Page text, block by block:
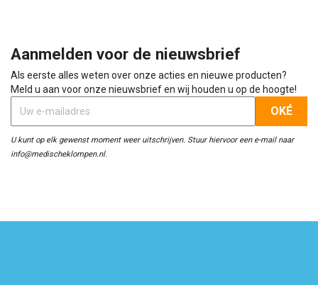
Aanmelden voor de nieuwsbrief
Als eerste alles weten over onze acties en nieuwe producten?
Meld u aan voor onze nieuwsbrief en wij houden u op de hoogte!
U kunt op elk gewenst moment weer uitschrijven. Stuur hiervoor een e-mail naar
info@medischeklompen.nl.